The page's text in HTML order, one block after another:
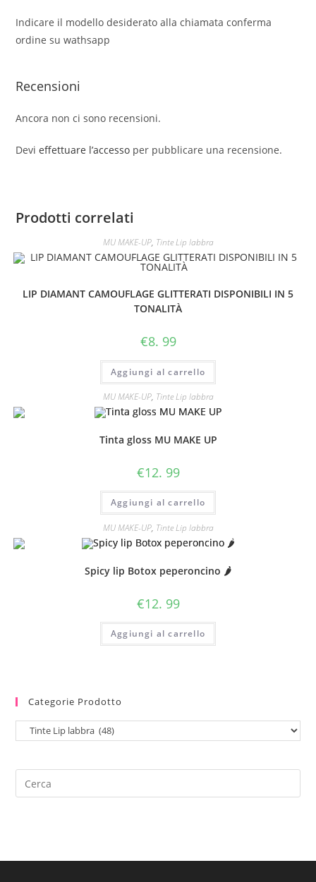
Indicare il modello desiderato alla chiamata conferma
ordine su wathsapp
Recensioni
Ancora non ci sono recensioni.
Devieffettuare l’accesso per pubblicare una recensione.
Prodotti correlati
MU MAKE-UP, Tinte Lip labbra
LIP DIAMANT CAMOUFLAGE GLITTERATI DISPONIBILI IN 5
TONALITÀ
€8. 99
Aggiungi al carrello
MU MAKE-UP, Tinte Lip labbra
Tinta gloss MU MAKE UP
€12. 99
Aggiungi al carrello
MU MAKE-UP, Tinte Lip labbra
Spicy lip Botox peperoncino 🌶
€12. 99
Aggiungi al carrello
Categorie Prodotto